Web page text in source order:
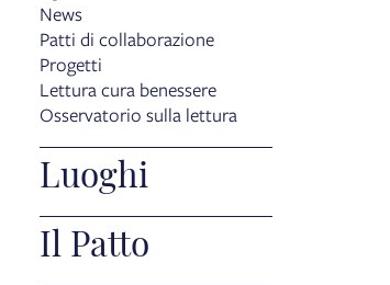
News
Patti di collaborazione
Progetti
Lettura cura benessere
Osservatorio sulla lettura
Luoghi
Il Patto